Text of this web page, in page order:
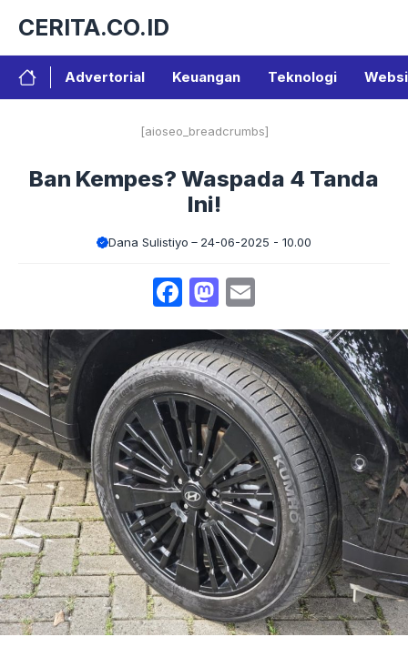
isi
CERITA.CO.ID
Advertorial Keuangan Teknologi
[aioseo_breadcrumbs]
Ban Kempes? Waspada 4 Tanda
Ini!
Dana Sulistiyo 24-06-2025 - 10.00
Facebook
Mastodon